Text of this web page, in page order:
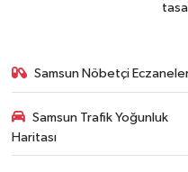
Samsun Nöbetçi
Samsun Trafik Yoğunluk
Haritası